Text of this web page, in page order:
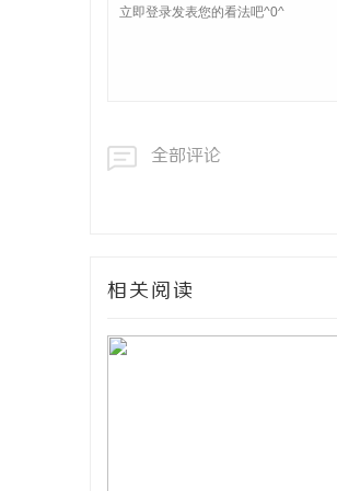
全部评论
相关阅读